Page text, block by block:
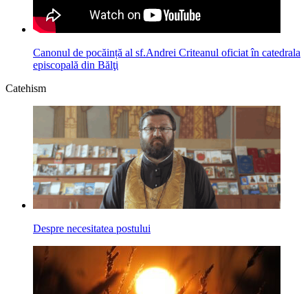
Canonul de pocăință al sf.Andrei Criteanul oficiat în catedrala
episcopală din Bălţi
Catehism
Despre necesitatea postului